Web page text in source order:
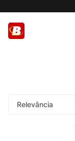
Relevância